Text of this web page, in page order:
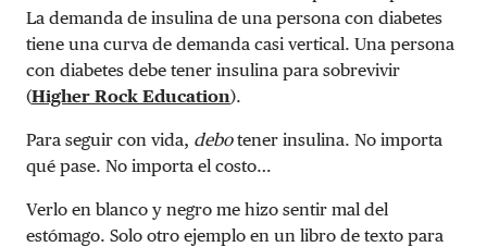
La demanda de insulina de una persona con diabetes
tiene una curva de demanda casi vertical. Una persona
con diabetes debe tener insulina para sobrevivir
(Higher Rock Education).
Para seguir con vida, debotener insulina. No importa
qué pase. No importa el costo…
Verlo en blanco y negro me hizo sentir mal del
estómago. Solo otro ejemplo en un libro de texto para